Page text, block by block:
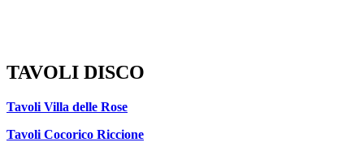
TAVOLI DISCO
Tavoli Villa delle Rose
Tavoli Cocorico Riccione